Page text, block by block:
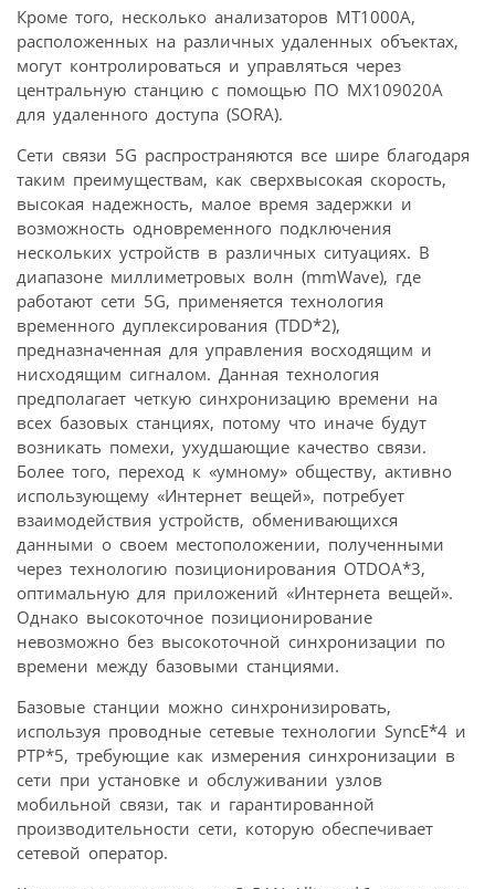
Кроме того, несколько анализаторов MT1000A,
расположенных на различных удаленных объектах,
могут контролироваться и управляться через
центральную станцию с помощью ПО MX109020A
для удаленного доступа (SORA).
Сети связи 5G распространяются все шире благодаря
таким преимуществам, как сверхвысокая скорость,
высокая надежность, малое время задержки и
возможность одновременного подключения
нескольких устройств в различных ситуациях. В
диапазоне миллиметровых волн (mmWave), где
работают сети 5G, применяется технология
временного дуплексирования (TDD*2),
предназначенная для управления восходящим и
нисходящим сигналом. Данная технология
предполагает четкую синхронизацию времени на
всех базовых станциях, потому что иначе будут
возникать помехи, ухудшающие качество связи.
Более того, переход к «умному» обществу, активно
использующему «Интернет вещей», потребует
взаимодействия устройств, обменивающихся
данными о своем местоположении, полученными
через технологию позиционирования OTDOA*3,
оптимальную для приложений «Интернета вещей».
Однако высокоточное позиционирование
невозможно без высокоточной синхронизации по
времени между базовыми станциями.
Базовые станции можно синхронизировать,
используя проводные сетевые технологии SyncE*4 и
PTP*5, требующие как измерения синхронизации в
сети при установке и обслуживании узлов
мобильной связи, так и гарантированной
производительности сети, которую обеспечивает
сетевой оператор.